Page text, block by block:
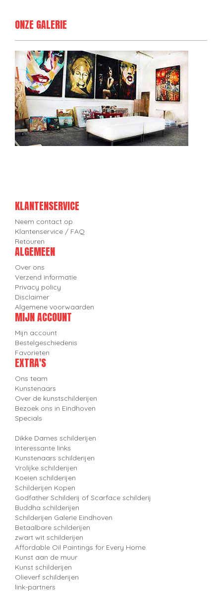
ONZE GALERIE
KLANTENSERVICE
Neem contact op
Klantenservice / FAQ
Retouren
ALGEMEEN
Over ons
Verzend informatie
Privacy policy
Disclaimer
Algemene voorwaarden
MIJN ACCOUNT
Mijn account
Bestelgeschiedenis
Favorieten
EXTRA'S
Ons team
Kunstenaars
Over de kunstschilderijen
Bezoek ons in Eindhoven
Specials
Dikke Dames schilderijen
Interessante links
Kunstenaars schilderijen
Vrolijke schilderijen
Koeien schilderijen
Schilderijen Kopen
Godfather Schilderij of Scarface schilderij
Buddha schilderijen
Schilderijen Galerie Eindhoven
Betaalbare schilderijen
zwart wit schilderijen
Affordable Oil Paintings for Every Home
Kunst aan de muur
Kunst schilderijen
Olieverf schilderijen
link-partners